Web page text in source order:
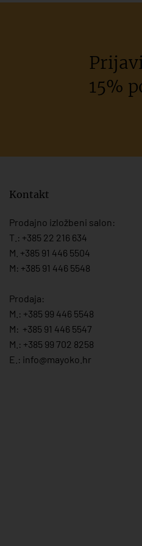
15%
Kontakt
Prodajno izložbeni salon:
T.: +385 22 216 634
M. +385 91 446 5504
M: +385 91 446 5548
Prodaja:
M.: +385 99 446 5548
M: +385 91 446 5547
M.: +385 99 702 8258
E.: info@mayoko. hr